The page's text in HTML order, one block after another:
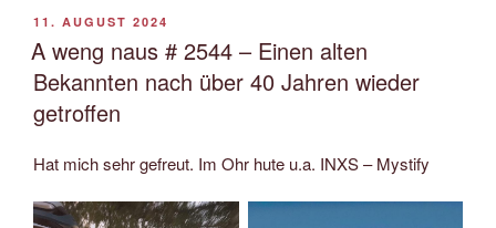
VERÖFFENTLICHT
AM
11. AUGUST 2024
A weng naus # 2544 – Einen alten
Bekannten nach über 40 Jahren wieder
getroffen
Hat mich sehr gefreut. Im Ohr hute u.a. INXS – Mystify